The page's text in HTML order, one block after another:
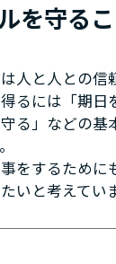
を守る
人と人との信
るには「期日
る」などの基
をするために
いと考えてい